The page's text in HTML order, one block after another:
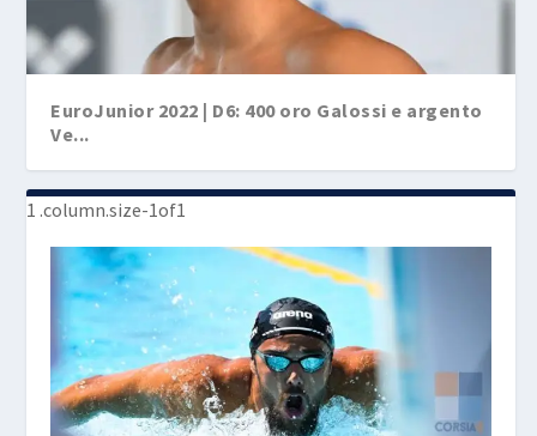
EuroJunior 2022 | D6: 400 oro Galossi e argento
Ve...